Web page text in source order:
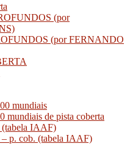
(por
(por FERNANDO
mundiais
mundiais de pista coberta
(tabela IAAF)
– p. cob. (tabela IAAF)